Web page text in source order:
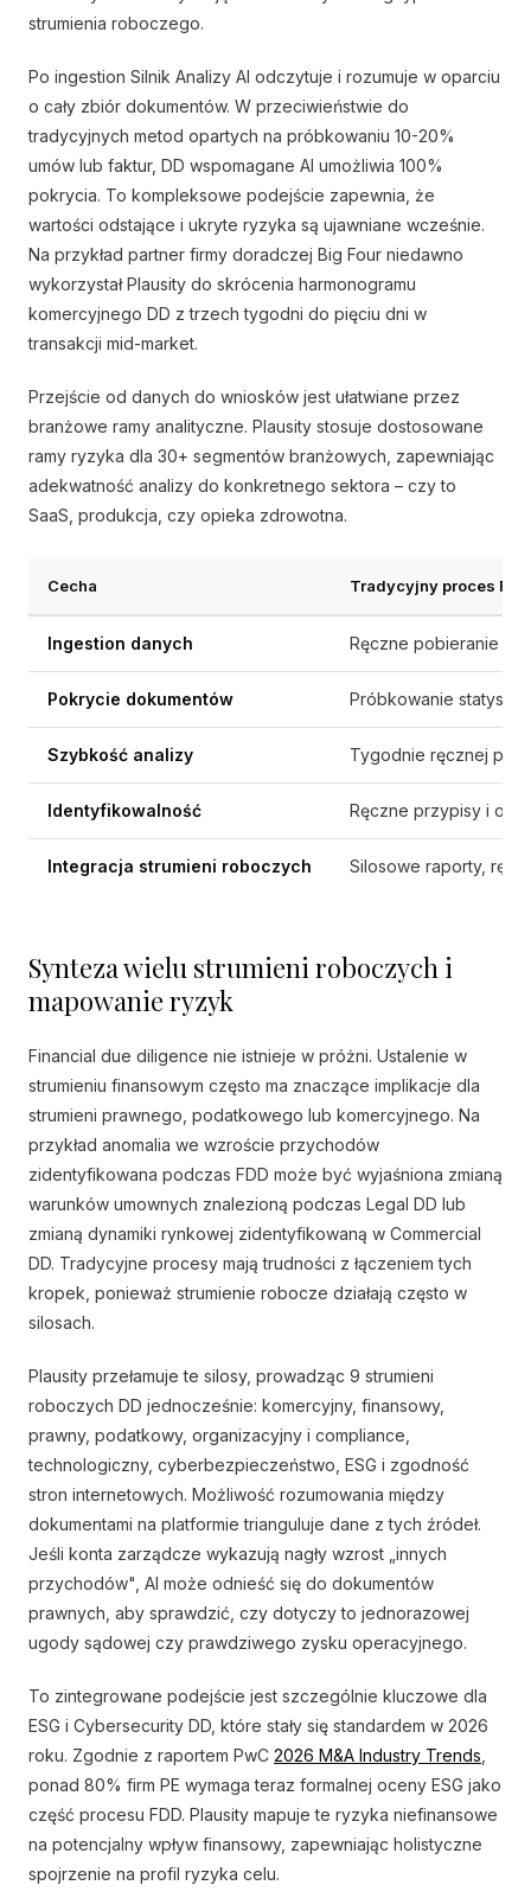
strumienia roboczego.
Po ingestion Silnik Analizy AI odczytuje i rozumuje w oparciu
o cały zbiór dokumentów. W przeciwieństwie do
tradycyjnych metod opartych na próbkowaniu 10-20%
umów lub faktur, DD wspomagane AI umożliwia 100%
pokrycia. To kompleksowe podejście zapewnia, że
wartości odstające i ukryte ryzyka są ujawniane wcześnie.
Na przykład partner firmy doradczej Big Four niedawno
wykorzystał Plausity do skrócenia harmonogramu
komercyjnego DD z trzech tygodni do pięciu dni w
transakcji mid-market.
Przejście od danych do wniosków jest ułatwiane przez
branżowe ramy analityczne. Plausity stosuje dostosowane
ramy ryzyka dla 30+ segmentów branżowych, zapewniając
adekwatność analizy do konkretnego sektora – czy to
SaaS, produkcja, czy opieka zdrowotna.
Cecha Tradycyjny proces FDD
Ingestion danych Ręczne pobieranie i
Pokrycie dokumentów Próbkowanie
Szybkość analizy Tygodnie ręcznej
Identyfikowalność Ręczne przypisy i
Integracja strumieni roboczych Silosowe raporty,
Synteza wielu strumieni roboczych i
mapowanie ryzyk
Financial due diligence nie istnieje w próżni. Ustalenie w
strumieniu finansowym często ma znaczące implikacje dla
strumieni prawnego, podatkowego lub komercyjnego. Na
przykład anomalia we wzroście przychodów
zidentyfikowana podczas FDD może być wyjaśniona zmianą
warunków umownych znalezioną podczas Legal DD lub
zmianą dynamiki rynkowej zidentyfikowaną w Commercial
DD. Tradycyjne procesy mają trudności z łączeniem tych
kropek, ponieważ strumienie robocze działają często w
silosach.
Plausity przełamuje te silosy, prowadząc 9 strumieni
roboczych DD jednocześnie: komercyjny, finansowy,
prawny, podatkowy, organizacyjny i compliance,
technologiczny, cyberbezpieczeństwo, ESG i zgodność
stron internetowych. Możliwość rozumowania między
dokumentami na platformie trianguluje dane z tych źródeł.
Jeśli konta zarządcze wykazują nagły wzrost „innych
przychodów", AI może odnieść się do dokumentów
prawnych, aby sprawdzić, czy dotyczy to jednorazowej
ugody sądowej czy prawdziwego zysku operacyjnego.
To zintegrowane podejście jest szczególnie kluczowe dla
ESG i Cybersecurity DD, które stały się standardem w 2026
roku. Zgodnie z raportem PwC 2026 M&A Industry Trends
ponad 80% firm PE wymaga teraz formalnej oceny ESG jako
część procesu FDD. Plausity mapuje te ryzyka niefinansowe
na potencjalny wpływ finansowy, zapewniając holistyczne
spojrzenie na profil ryzyka celu.